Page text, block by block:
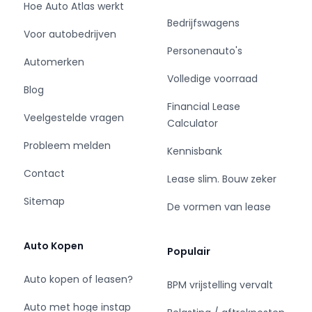
- Lichtmetalen velgen 17"
- Navigatie
- Park Distance Control
- Premium kleur
- Sperdifferentieel
- Sportonderstel
- DAB
- Multimedia-voorbereiding
- Navigatiesysteem
- Navigatiesysteem full map
- Spraakbediening
Hoe Auto Atlas werkt
Voor autobedrijven
Automerken
Blog
Veelgestelde vragen
Probleem melden
Contact
Sitemap
Auto Kopen
Auto kopen of leasen?
Auto met hoge instap
Bedrijfswagens
Personenauto's
Volledige voorraad
Financial Lease
Calculator
Kennisbank
Lease slim. Bouw zeker
De vormen van lease
Populair
BPM vrijstelling vervalt